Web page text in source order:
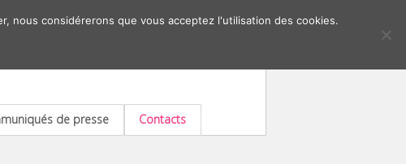
de presse Contacts
nous considérerons que vous acceptez l'utilisation des cookies.